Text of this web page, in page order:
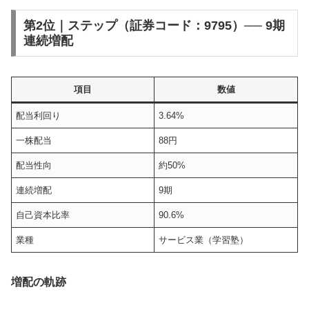
第2位｜ステップ（証券コード：9795）── 9期
連続増配
項目 数値
配当利回り 3.64%
一株配当 88円
配当性向 約50%
連続増配 9期
自己資本比率 90.6%
業種 サービス業（学習塾）
増配の軌跡